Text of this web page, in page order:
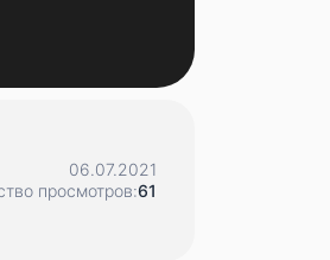
06.07.2021
просмотров:61